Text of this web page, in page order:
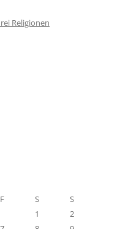
Religionen
F S
S
1
2